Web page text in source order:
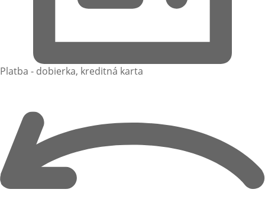
Platba - dobierka, kreditná karta